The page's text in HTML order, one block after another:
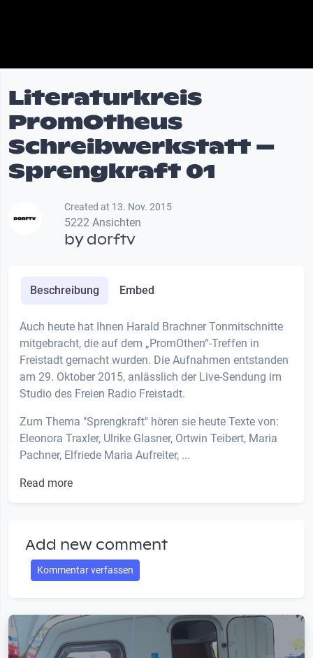
Literaturkreis
PromOtheus
Schreibwerkstatt –
Sprengkraft 01
Created at 13. Nov. 2015
5222 Ansichten
bydorftv
Beschreibung Embed
Auch heute hat Ihnen Harald Brachner Tonmitschnitte
mitgebracht, die auf dem „PromOthen“-Treffen in
Freistadt gemacht wurden. Die Aufnahmen entstanden
am 29. Oktober 2015, anlässlich der Live-Sendung im
Studio des Freien Radio Freistadt.
Zum Thema "Sprengkraft" hören sie heute Texte von:
Eleonora Traxler, Ulrike Glasner, Ortwin Teibert, Maria
Pachner, Elfriede Maria Aufreiter, ...
Read more
Add new comment
Kommentar verfassen